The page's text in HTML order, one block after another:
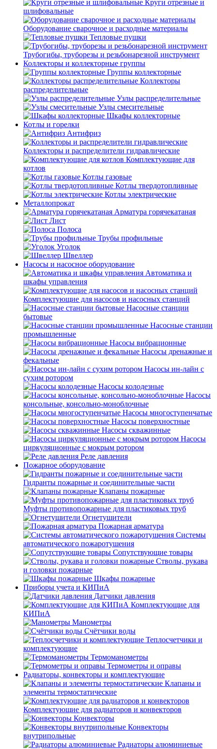
Круги отрезные и
шлифовальные
Оборудование сварочное и расходные материалы
Тепловые пушки
Трубогибы, труборезы и резьбонарезной инструмент
Коллекторы и коллекторные группы
Группы коллекторные
Коллекторы
распределительные
Узлы распределительные
Узлы смесительные
Шкафы коллекторные
Котлы и горелки
Антифриз
Коллекторы и распределители гидравлические
Комплектующие для
котлов
Котлы газовые
Котлы твердотопливные
Котлы электрические
Металлопрокат
Арматура горячекатаная
Лист
Полоса
Трубы профильные
Уголок
Швеллер
Насосы и насосное оборудование
Автоматика и
шкафы управления
Комплектующие для насосов и насосных станций
Насосные станции
бытовые
Насосные станции
промышленные
Насосы вибрационные
Насосы дренажные и
фекальные
Насосы ин-лайн с
сухим ротором
Насосы колодезные
Насосы
консольные, консольно-моноблочные
Насосы многоступенчатые
Насосы поверхностные
Насосы скважинные
Насосы
циркуляционные с мокрым ротором
Реле давления
Пожарное оборудование
Гидранты пожарные и соединительные части
Клапаны пожарные
Муфты противопожарные для пластиковых труб
Огнетушители
Пожарная арматура
Системы
автоматического пожаротушения
Сопутствующие товары
Стволы, рукава
и головки пожарные
Шкафы пожарные
Приборы учета и КИПиА
Датчики давления
Комплектующие для
КИПиА
Манометры
Счётчики воды
Теплосчетчики и
комплектующие
Термоманометры
Термометры и оправы
Радиаторы, конвекторы и комплектующие
Клапаны и
элементы термостатические
Комплектующие для радиаторов и конвекторов
Конвекторы
Конвекторы
внутрипольные
Радиаторы алюминиевые